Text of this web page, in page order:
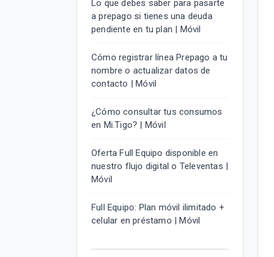
Lo que debes saber para pasarte
a prepago si tienes una deuda
pendiente en tu plan | Móvil
Cómo registrar línea Prepago a tu
nombre o actualizar datos de
contacto | Móvil
¿Cómo consultar tus consumos
en Mi.Tigo? | Móvil
Oferta Full Equipo disponible en
nuestro flujo digital o Televentas |
Móvil
Full Equipo: Plan móvil ilimitado +
celular en préstamo | Móvil